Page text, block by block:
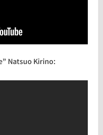
Natsuo Kirino: